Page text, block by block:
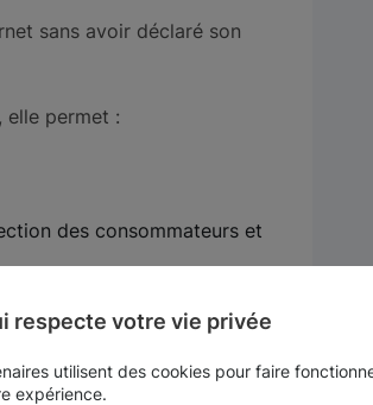
sans avoir déclaré son
permet :
des consommateurs et
avantages.
les coûts fixes.
respecte votre vie privée
utilisent des cookies pour faire
expérience.